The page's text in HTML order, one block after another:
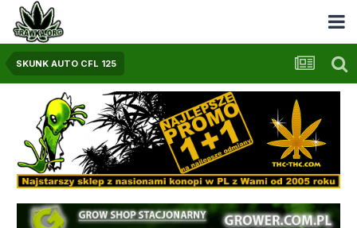
SKUNK AUTO CFL 125